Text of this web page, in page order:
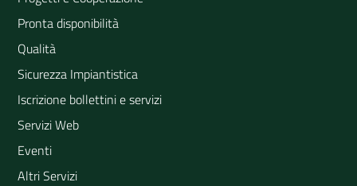
Pronta disponibilità
Qualità
Sicurezza Impiantistica
Iscrizione bollettini e servizi
Servizi Web
Eventi
Altri Servizi